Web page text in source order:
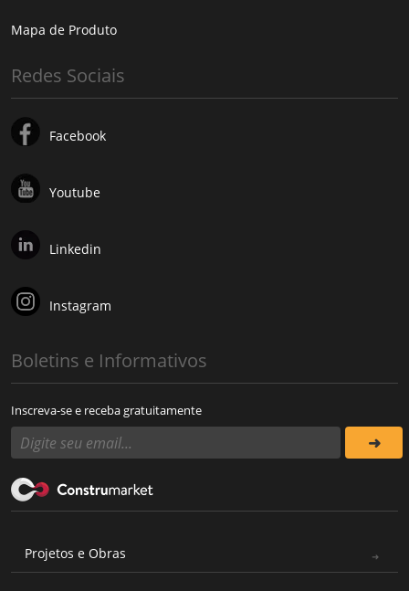
Mapa de Produto
Redes Sociais
Facebook
Youtube
Linkedin
Instagram
Boletins e Informativos
Inscreva-se e receba gratuitamente
Projetos e Obras